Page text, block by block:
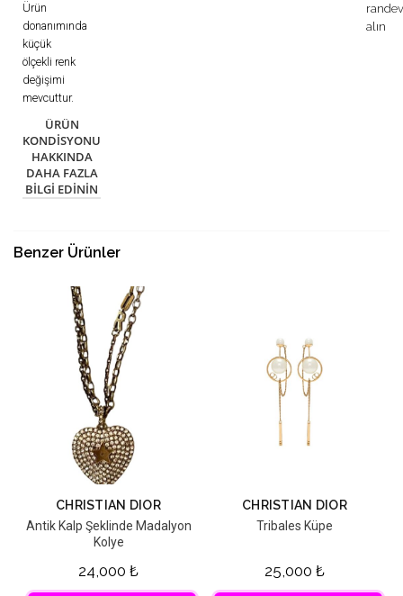
Ürün
donanımında
küçük
ölçekli renk
değişimi
mevcuttur.
ÜRÜN
KONDISYONU
HAKKINDA
DAHA FAZLA
BILGI EDININ
alın
Benzer Ürünler
CHRISTIAN DIOR
Antik Kalp Şeklinde Madalyon
Kolye
24,000 ₺
CHRISTIAN DIOR
Tribales Küpe
25,000 ₺